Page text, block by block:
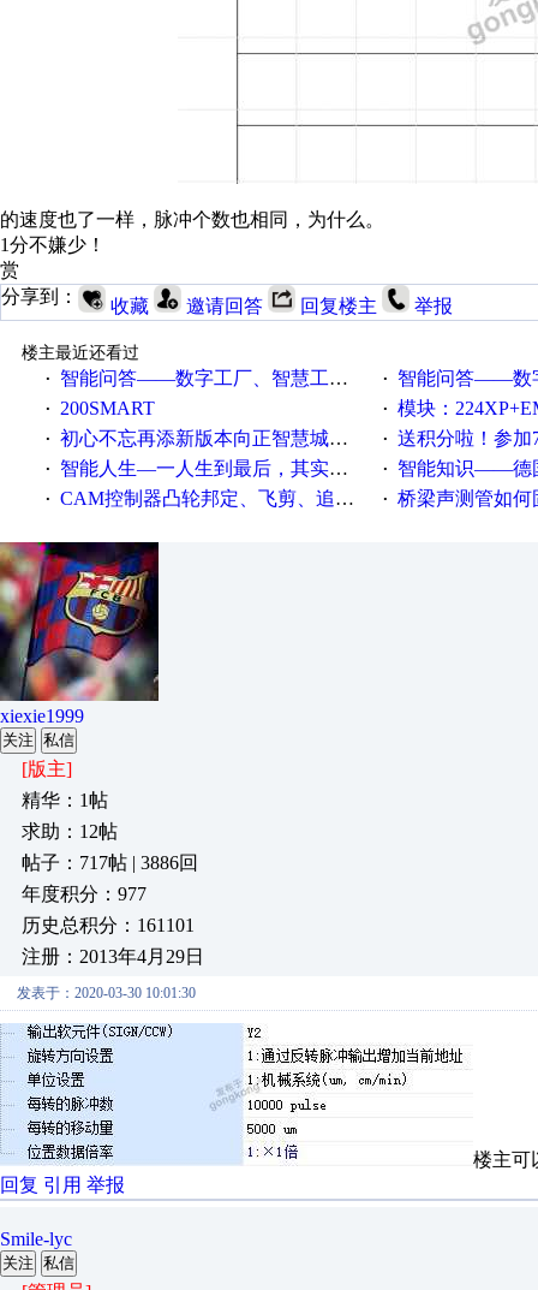
的速度也了一样，脉冲个数也相同，为什么。
1分不嫌少！
赏
分享到：
收藏 邀请回答 回复楼主 举报
楼主最近还看过
·
智能问答——数字工厂、智慧工厂和智能制造三者的区别是什么？ · 智能问答——数字化工厂与
· 200SMART · 模块：
· 初心不忘再添新版本向正智慧城市云展厅3.0版亮相 · 送积分啦！参加7月6日
· 智能人生—一人生到最后，其实拼的都是人品 · 智能知识——德国工业崛起
· CAM控制器凸轮邦定、飞剪、追剪等C功能块 · 桥梁声测管如何固
xiexie1999
关注 私信
[版主]
精华：1帖
求助：12帖
帖子：717帖 | 3886回
年度积分：977
历史总积分：161101
注册：2013年4月29日
发表于：2020-03-30 10:01:30
楼主可
回复 引用 举报
Smile-lyc
关注 私信